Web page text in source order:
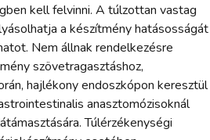
kell felvinni. A túlzottan vastag
a készítmény hatásosságát
Nem állnak rendelkezésre
szövetragasztáshoz,
hajlékony endoszkópon keresztül
anasztomózisoknál
Túlérzékenységi